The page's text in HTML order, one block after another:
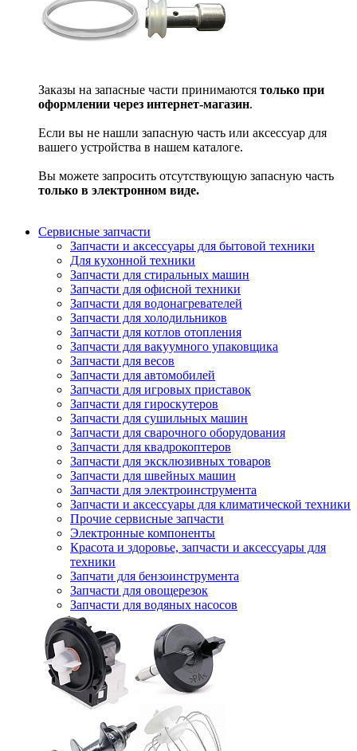
Заказы на запасные части принимаются только при
оформлении через интернет-магазин.
Если вы не нашли запасную часть или аксессуар для
вашего устройства в нашем каталоге.
Вы можете запросить отсутствующую запасную часть
только в электронном виде.
Сервисные запчасти
Запчасти и аксессуары для бытовой техники
Для кухонной техники
Запчасти для стиральных машин
Запчасти для офисной техники
Запчасти для водонагревателей
Запчасти для холодильников
Запчасти для котлов отопления
Запчасти для вакуумного упаковщика
Запчасти для весов
Запчасти для автомобилей
Запчасти для игровых приставок
Запчасти для гироскутеров
Запчасти для сушильных машин
Запчасти для сварочного оборудования
Запчасти для квадрокоптеров
Запчасти для эксклюзивных товаров
Запчасти для швейных машин
Запчасти для электроинструмента
Запчасти и аксессуары для климатической техники
Прочие сервисные запчасти
Электронные компоненты
Красота и здоровье, запчасти и аксессуары для
техники
Запчати для бензоинструмента
Запчасти для овощерезок
Запчасти для водяных насосов